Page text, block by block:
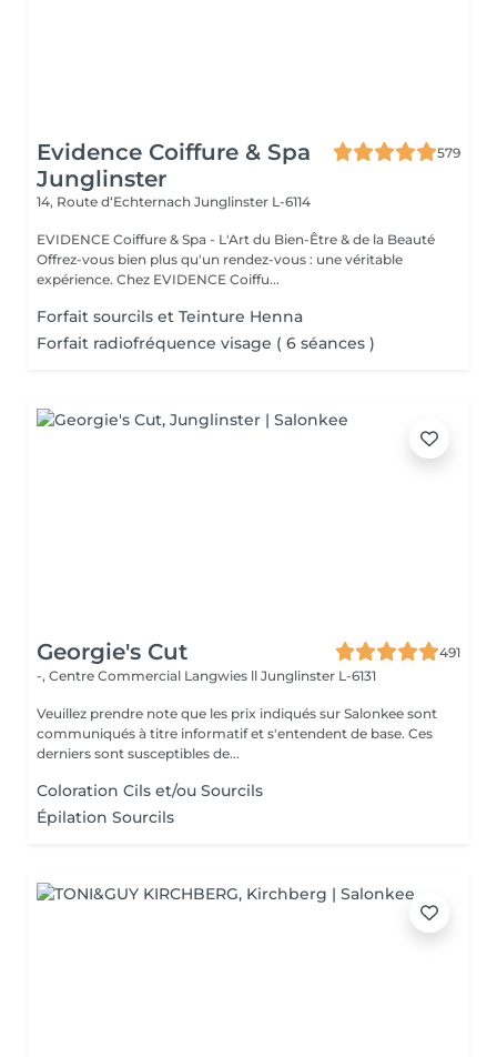
Evidence Coiffure & Spa
Junglinster
579
14, Route d‘Echternach Junglinster L-6114
EVIDENCE Coiffure & Spa - L'Art du Bien-Être & de la Beauté
Offrez-vous bien plus qu'un rendez-vous : une véritable
expérience. Chez EVIDENCE Coiffu...
Forfait sourcils et Teinture Henna
Forfait radiofréquence visage ( 6 séances )
Georgie's Cut
491
-, Centre Commercial Langwies ll Junglinster L-6131
Veuillez prendre note que les prix indiqués sur Salonkee sont
communiqués à titre informatif et s'entendent de base. Ces
derniers sont susceptibles de...
Coloration Cils et/ou Sourcils
Épilation Sourcils